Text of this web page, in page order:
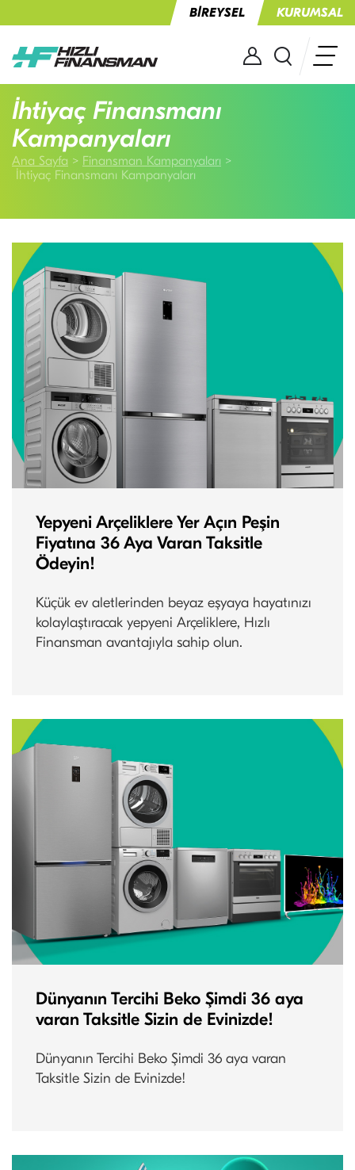
BİREYSEL KURUMSAL
İhtiyaç Finansmanı
Kampanyaları
Ana Sayfa
Finansman Kampanyaları
İhtiyaç Finansmanı Kampanyaları
Yepyeni Arçeliklere Yer Açın Peşin
Fiyatına 36 Aya Varan Taksitle
Ödeyin!
Küçük ev aletlerinden beyaz eşyaya hayatınızı
kolaylaştıracak yepyeni Arçeliklere, Hızlı
Finansman avantajıyla sahip olun.
Dünyanın Tercihi Beko Şimdi 36 aya
varan Taksitle Sizin de Evinizde!
Dünyanın Tercihi Beko Şimdi 36 aya varan
Taksitle Sizin de Evinizde!